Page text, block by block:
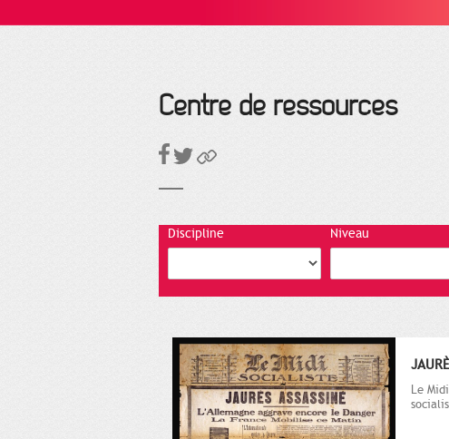
Centre de ressources
Discipline Niveau
Le